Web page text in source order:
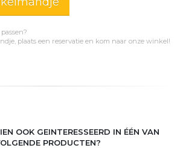
plaats een reservatie en kom naar onze winkel!
OOK GEINTERESSEERD IN ÉÉN VAN
PRODUCTEN?